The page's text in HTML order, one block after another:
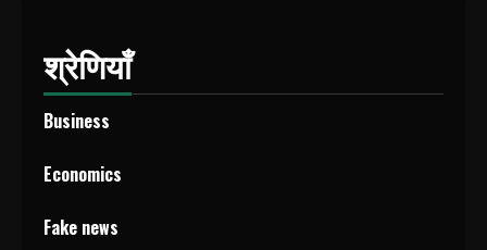
श्रेणियाँ
Business
Economics
Fake news